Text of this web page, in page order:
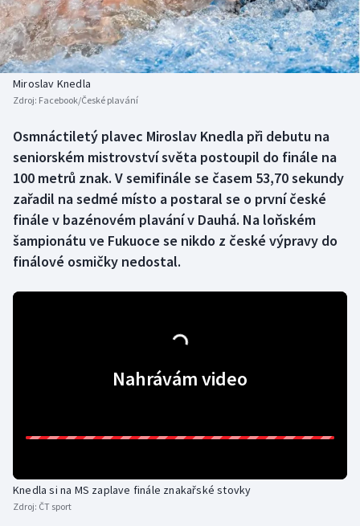
Baseball a softbal
Basketbal
Biatlon
Boby a skeleton
Box
Curling
Dostihy
Jezdectví
Soutěže
Historické návraty
Aplikace ČT sport
AZ kvíz
Miroslav Knedla
Zdroj: Facebook/České plavání
Osmnáctiletý plavec Miroslav Knedla při debutu na
seniorském mistrovství světa postoupil do finále na
100 metrů znak. V semifinále se časem 53,70 sekundy
zařadil na sedmé místo a postaral se o první české
finále v bazénovém plavání v Dauhá. Na loňském
šampionátu ve Fukuoce se nikdo z české výpravy do
finálové osmičky nedostal.
Nahrávám video
Knedla si na MS zaplave finále znakařské stovky
Zdroj: ČT sport